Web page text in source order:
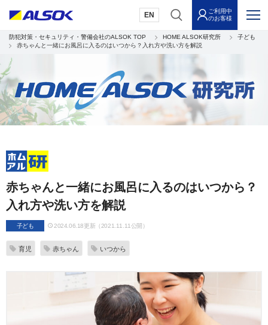
EN
ご利用中
のお客様
防犯対策・セキュリティ・警備会社のALSOK TOP HOME ALSOK研究所
子ども
赤ちゃんと一緒にお風呂に入るのはいつから？入れ方や洗い方を解説
赤ちゃんと一緒にお風呂に入るのはいつから？
入れ方や洗い方を解説
子ども 2024.06.18更新（2021.11.11公開）
育児 赤ちゃん いつから